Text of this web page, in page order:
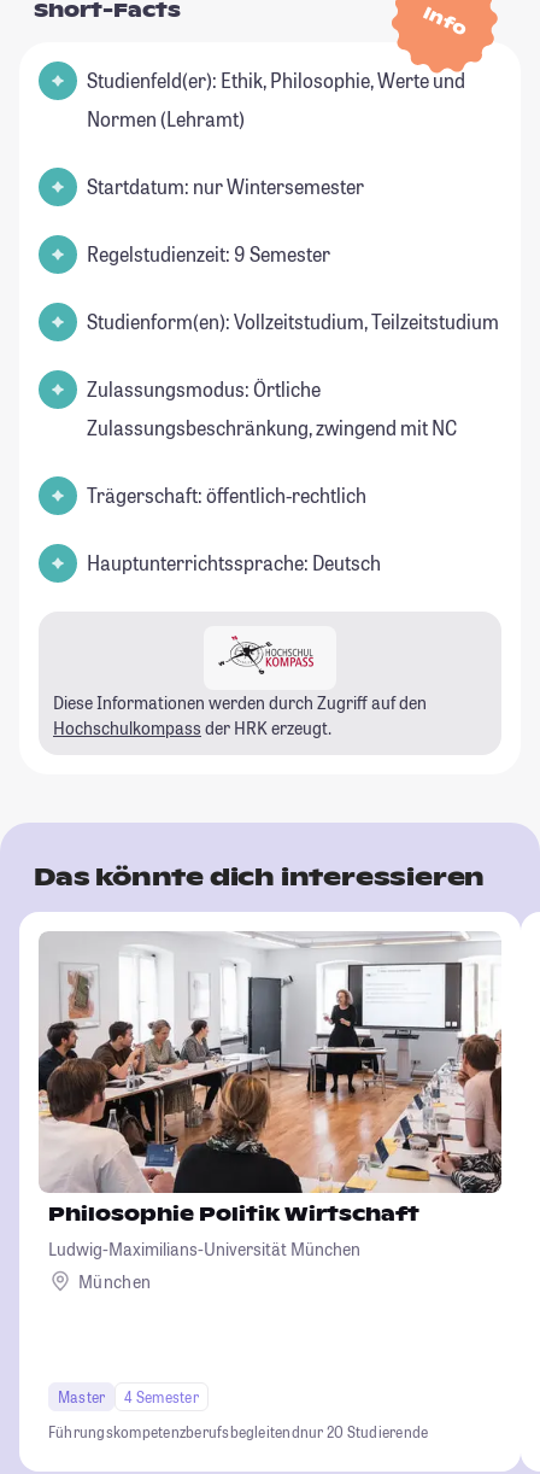
Info
Short-Facts
Studienfeld(er): Ethik, Philosophie, Werte und
Normen (Lehramt)
Startdatum: nur Wintersemester
Regelstudienzeit: 9 Semester
Studienform(en): Vollzeitstudium, Teilzeitstudium
Zulassungsmodus: Örtliche
Zulassungsbeschränkung, zwingend mit NC
Trägerschaft: öffentlich-rechtlich
Hauptunterrichtssprache: Deutsch
Diese Informationen werden durch Zugriff auf den
Hochschulkompass der HRK erzeugt.
Das könnte dich interessieren
Philosophie Politik Wirtschaft
Ludwig-Maximilians-Universität München
München
Master
4 Semester
Führungskompetenzberufsbegleitendnur 20 Studierende